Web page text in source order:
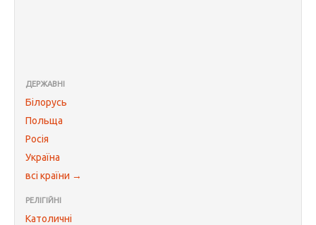
ДЕРЖАВНІ
Білорусь
Польща
Росія
Україна
всі країни →
РЕЛІГІЙНІ
Католичні